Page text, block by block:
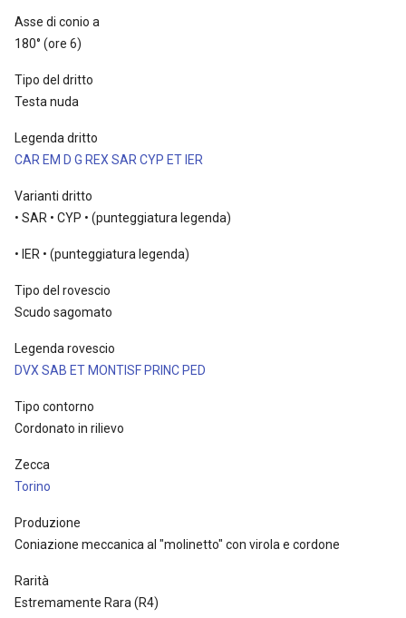
Asse di conio a
180° (ore 6)
Tipo del dritto
Testa nuda
Legenda dritto
CAR EM D G REX SAR CYP ET IER
Varianti dritto
• SAR • CYP • (punteggiatura legenda)
• IER • (punteggiatura legenda)
Tipo del rovescio
Scudo sagomato
Legenda rovescio
DVX SAB ET MONTISF PRINC PED
Tipo contorno
Cordonato in rilievo
Zecca
Torino
Produzione
Coniazione meccanica al "molinetto" con virola e cordone
Rarità
Estremamente Rara (R4)